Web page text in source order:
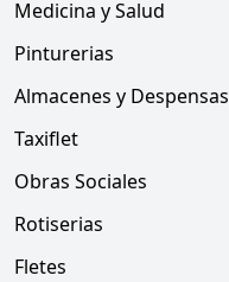
Medicina y Salud
Pinturerias
Almacenes y Despensas
Taxiflet
Obras Sociales
Rotiserias
Fletes